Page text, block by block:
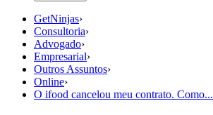
GetNinjas›
Consultoria›
Advogado›
Empresarial›
Outros Assuntos›
Online›
O ifood cancelou meu contrato. Como...